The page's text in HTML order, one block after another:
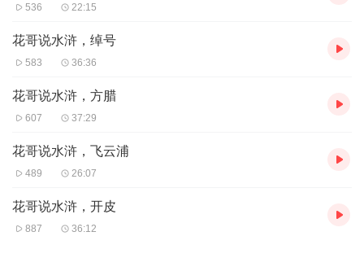
536 22:15
花哥说水浒，绰号
583 36:36
花哥说水浒，方腊
607 37:29
花哥说水浒，飞云浦
489 26:07
花哥说水浒，开皮
887 36:12